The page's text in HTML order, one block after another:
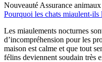
Nouveauté Assurance animaux
Pourquoi les chats miaulent-
Les miaulements nocturnes
d’incompréhension pour les
maison est calme et que tout
félins deviennent soudain très